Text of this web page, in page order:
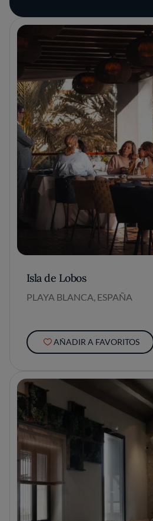
Isla de Lobos
PLAYA BLANCA, ESPAÑA
AÑADIR A FAVORITOS